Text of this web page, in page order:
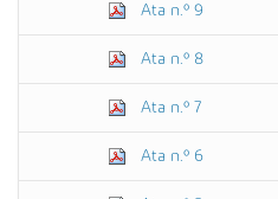
Ata n.º 9
Ata n.º 8
Ata n.º 7
Ata n.º 6